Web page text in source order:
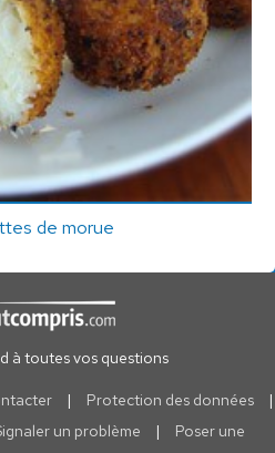
de morue
à toutes vos questions
| Protection des données
|
un problème |
Poser une